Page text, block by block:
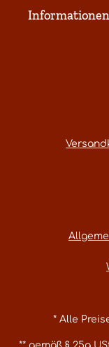
Informationen
* Alle
** gemäß § 25a